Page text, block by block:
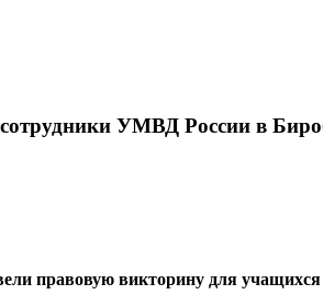
УМВД России в
правовую викторину для